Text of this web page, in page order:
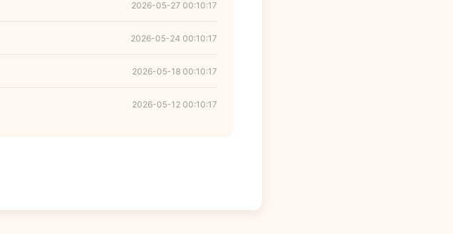
2026-05-27 00:10:17
2026-05-24 00:10:17
2026-05-18 00:10:17
2026-05-12 00:10:17